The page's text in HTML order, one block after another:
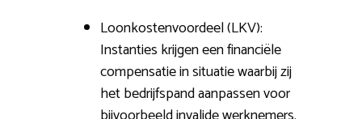
Loonkostenvoordeel (LKV):
Instanties krijgen een financiële
compensatie in situatie waarbij zij
het bedrijfspand aanpassen voor